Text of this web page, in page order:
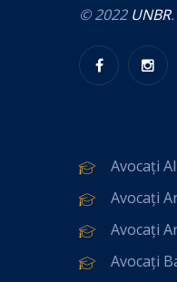
© 2022 UNBR
Avocați
Avocați
Avocați
Avocați